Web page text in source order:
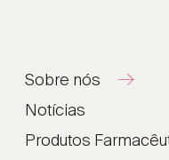
Sobre nós
Notícias
Produtos